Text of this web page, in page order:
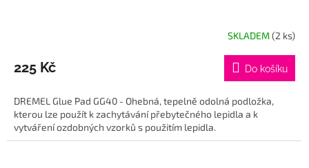
SKLADEM(2 ks)
225 Kč Do košíku
DREMEL Glue Pad GG40 - Ohebná, tepelně odolná podložka,
kterou lze použít k zachytávání přebytečného lepidla a k
vytváření ozdobných vzorků s použitím lepidla.